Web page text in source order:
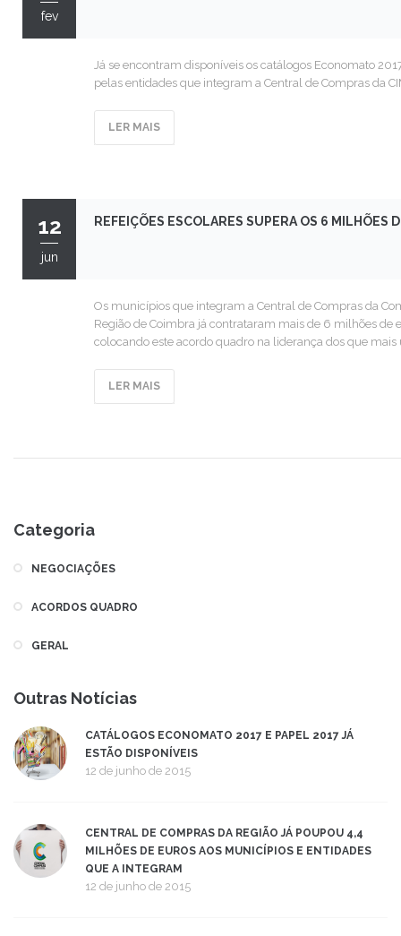
fev
Já se encontram disponíveis os catálogos Economato
pelas entidades que integram a Central de Compras da
LER MAIS
12
jun
REFEIÇÕES ESCOLARES SUPERA OS 6 MILHÕES
Os municípios que integram a Central de Compras da
Região de Coimbra já contrataram mais de 6 milhões de
colocando este acordo quadro na liderança dos que mais
LER MAIS
Categoria
NEGOCIAÇÕES
ACORDOS QUADRO
GERAL
Outras Notícias
CATÁLOGOS ECONOMATO 2017 E PAPEL 2017 JÁ
ESTÃO DISPONÍVEIS
12 de junho de 2015
CENTRAL DE COMPRAS DA REGIÃO JÁ POUPOU 4,4
MILHÕES DE EUROS AOS MUNICÍPIOS E ENTIDADES
QUE A INTEGRAM
12 de junho de 2015